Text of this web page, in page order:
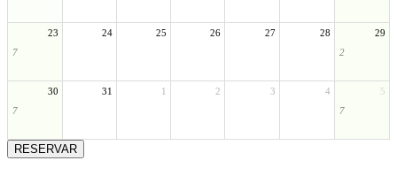
23
7
24 25 26 27 28 29
2
30
7
31 1 2 3 4 5
7
RESERVAR